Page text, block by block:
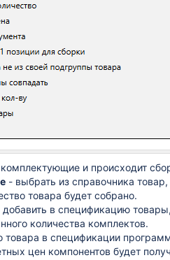
и происходит
- выбрать из справочника
товара будет собрано.
в спецификацию
количества комплектов.
в спецификации
цен компонентов будет